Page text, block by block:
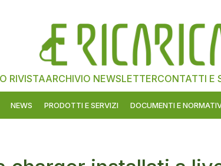
RIVISTAARCHIVIO NEWSLETTERCONTATTI E
NEWS PRODOTTI E SERVIZI DOCUMENTI E